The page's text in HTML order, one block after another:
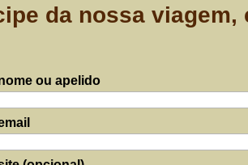
da nossa viagem,
ou apelido